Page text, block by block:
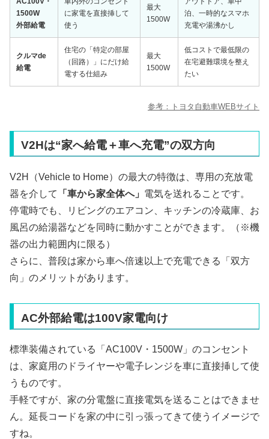
AC100V・
1500W
外部給電
車内外のコンセント
に家電を直接挿して
使う
最大
1500W
アウトドア、車中
泊、一時的なスマホ
充電や湯沸かし
クルマde
給電
住宅の「特定の部屋
（回路）」にだけ給
電する仕組み
最大
1500W
低コストで最低限の
在宅避難環境を整え
たい
参考：トヨタ自動車WEBサイト
V2Hは“家へ給電＋車へ充電”の双方向
V2H（Vehicle to Home）の最大の特徴は、専用の充放電
器を介して
「車から家全体へ」 電気を送れることです。
停電時でも、リビングのエアコン、キッチンの冷蔵庫、お
風呂の給湯器などを同時に動かすことができます。（※機
器の出力範囲内に限る）
さらに、普段は家から車へ倍速以上で充電できる「双方
向」のメリットがあります。
AC外部給電は100V家電向け
標準装備されている「AC100V・1500W」のコンセント
は、家庭用のドライヤーや電子レンジを車に直接挿して使
うものです。
手軽ですが、家の分電盤に直接電気を送ることはできませ
ん。延長コードを家の中に引っ張ってきて使うイメージで
すね。